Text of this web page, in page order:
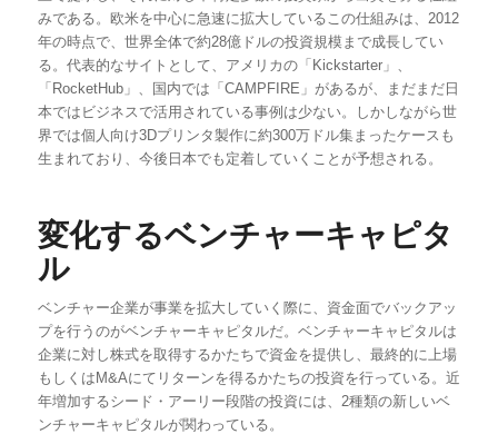
みである。欧米を中心に急速に拡大しているこの仕組みは、2012
年の時点で、世界全体で約28億ドルの投資規模まで成長してい
る。代表的なサイトとして、アメリカの「Kickstarter」、
「RocketHub」、国内では「CAMPFIRE」があるが、まだまだ日
本ではビジネスで活用されている事例は少ない。しかしながら世
界では個人向け3Dプリンタ製作に約300万ドル集まったケースも
生まれており、今後日本でも定着していくことが予想される。
変化するベンチャーキャピタ
ル
ベンチャー企業が事業を拡大していく際に、資金面でバックアッ
プを行うのがベンチャーキャピタルだ。ベンチャーキャピタルは
企業に対し株式を取得するかたちで資金を提供し、最終的に上場
もしくはM&Aにてリターンを得るかたちの投資を行っている。近
年増加するシード・アーリー段階の投資には、2種類の新しいベ
ンチャーキャピタルが関わっている。